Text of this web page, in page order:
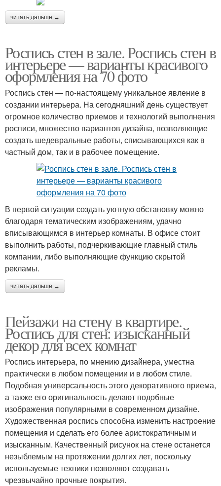
читать дальше →
Роспись стен в зале. Роспись стен в
интерьере — варианты красивого
оформления на 70 фото
Роспись стен — по-настоящему уникальное явление в
создании интерьера. На сегодняшний день существует
огромное количество приемов и технологий выполнения
росписи, множество вариантов дизайна, позволяющие
создать шедевральные работы, списывающихся как в
частный дом, так и в рабочее помещение.
В первой ситуации создать уютную обстановку можно
благодаря тематическим изображениям, удачно
вписывающимся в интерьер комнаты. В офисе стоит
выполнить работы, подчеркивающие главный стиль
компании, либо выполняющие функцию скрытой
рекламы.
читать дальше →
Пейзажи на стену в квартире.
Роспись для стен: изысканный
декор для всех комнат
Роспись интерьера, по мнению дизайнера, уместна
практически в любом помещении и в любом стиле.
Подобная универсальность этого декоративного приема,
а также его оригинальность делают подобные
изображения популярными в современном дизайне.
Художественная роспись способна изменить настроение
помещения и сделать его более аристократичным и
изысканным. Качественный рисунок на стене останется
незыблемым на протяжении долгих лет, поскольку
используемые техники позволяют создавать
чрезвычайно прочные покрытия.